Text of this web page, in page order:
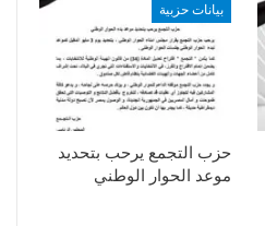
بيانات حزبية
حزب التجمع يرحب بتحديد
موعد الحوار الوطني